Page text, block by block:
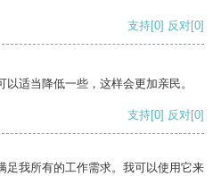
支持[0] 反对[0]
适当降低一些，这样会更加亲民。
支持[0] 反对[0]
足我所有的工作需求。我可以使用它来